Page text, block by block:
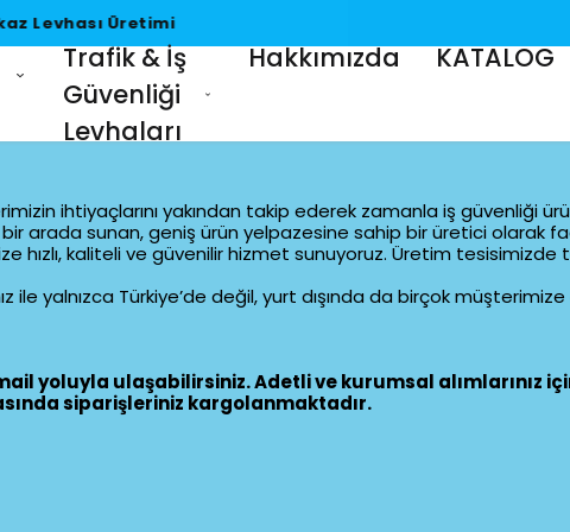
Türkiye Geneli Bayrak & Uyarı ve İkaz Levhası Üretimi
Trafik & İş
Güvenliği
Levhaları
Hakkımızda KATALOG
ihtiyaçlarını yakından takip ederek zamanla iş güvenliği
arada sunan, geniş ürün yelpazesine sahip bir üretici olarak
hızlı, kaliteli ve güvenilir hizmet sunuyoruz. Üretim
yalnızca Türkiye’de değil, yurt dışında da birçok
yoluyla ulaşabilirsiniz. Adetli ve kurumsal alımlarınız
siparişleriniz kargolanmaktadır.